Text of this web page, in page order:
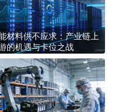
材料供不应求：产业链上
的机遇与卡位之战